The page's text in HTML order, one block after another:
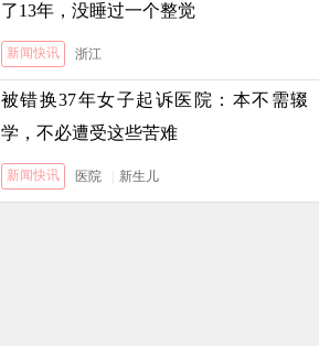
了13年，没睡过一个整觉
新闻快讯 浙江
被错换37年女子起诉医院：本不需辍
学，不必遭受这些苦难
新闻快讯 医院 新生儿